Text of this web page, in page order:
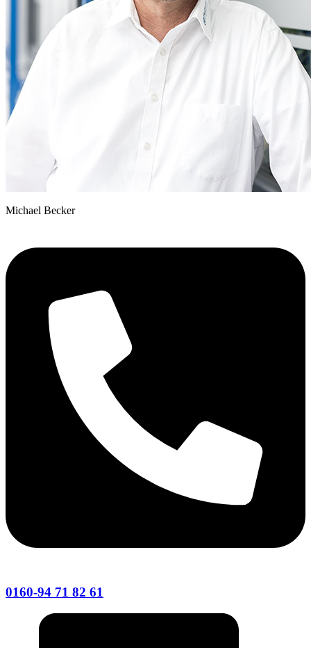
Michael Becker
0160-94 71 82 61